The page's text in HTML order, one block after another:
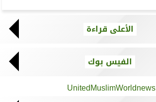
الأعلى قراءة
الفيس بوك
UnitedMuslimWorldnews